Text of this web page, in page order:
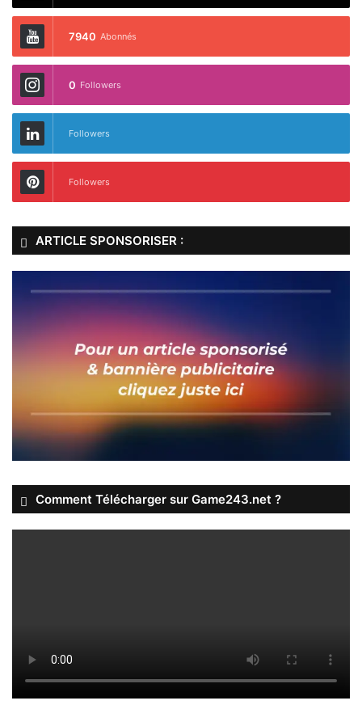
7940 Abonnés
0 Followers
Followers
Followers
ARTICLE SPONSORISER :
Comment Télécharger sur Game243.net ?